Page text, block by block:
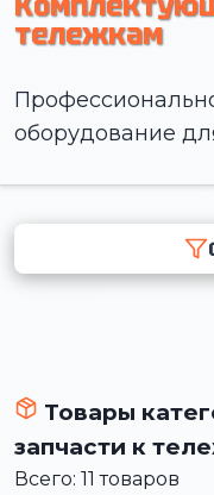
тележкам
оборудование
Товары
запчасти к
Всего: 11 товаров